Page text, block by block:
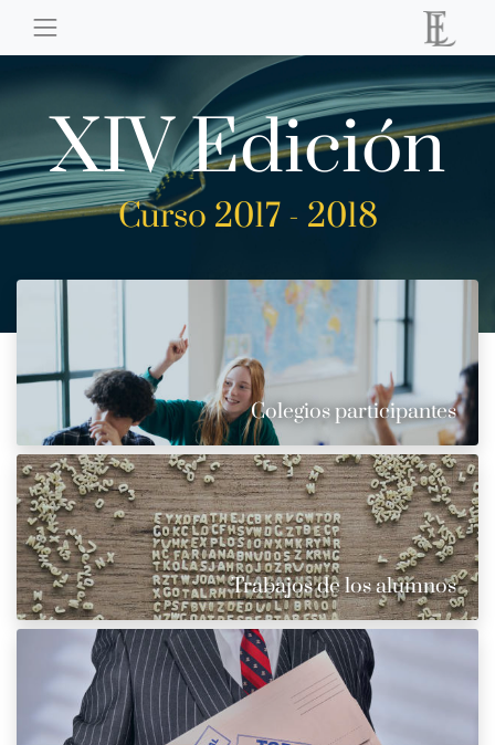
XIV Edición
Curso 2017 - 2018
Colegios participantes
Trabajos de los alumnos